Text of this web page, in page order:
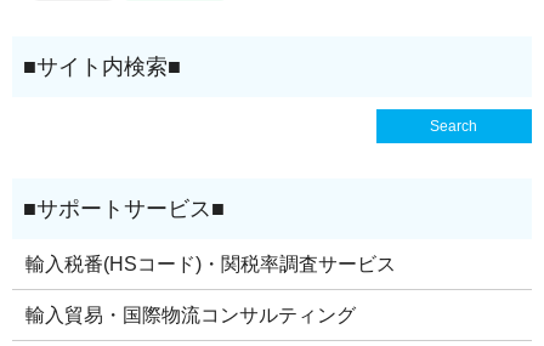
輸入税番(HSコード)・関税率調査サービス
輸入貿易・国際物流コンサルティング